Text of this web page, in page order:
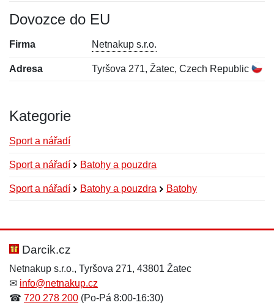
Dovozce do EU
Firma Netnakup s.r.o.
Adresa Tyršova 271, Žatec, Czech Republic
Kategorie
Sport a nářadí
Sport a nářadí Batohy a pouzdra
Sport a nářadí Batohy a pouzdra Batohy
Hodnocení:
Jméno: *
Jméno:
E-mail:*
Darcik.cz
Netnakup s.r.o., Tyršova 271, 43801 Žatec
✉ info@netnakup.cz
☎ 720 278 200 (Po-Pá 8:00-16:30)